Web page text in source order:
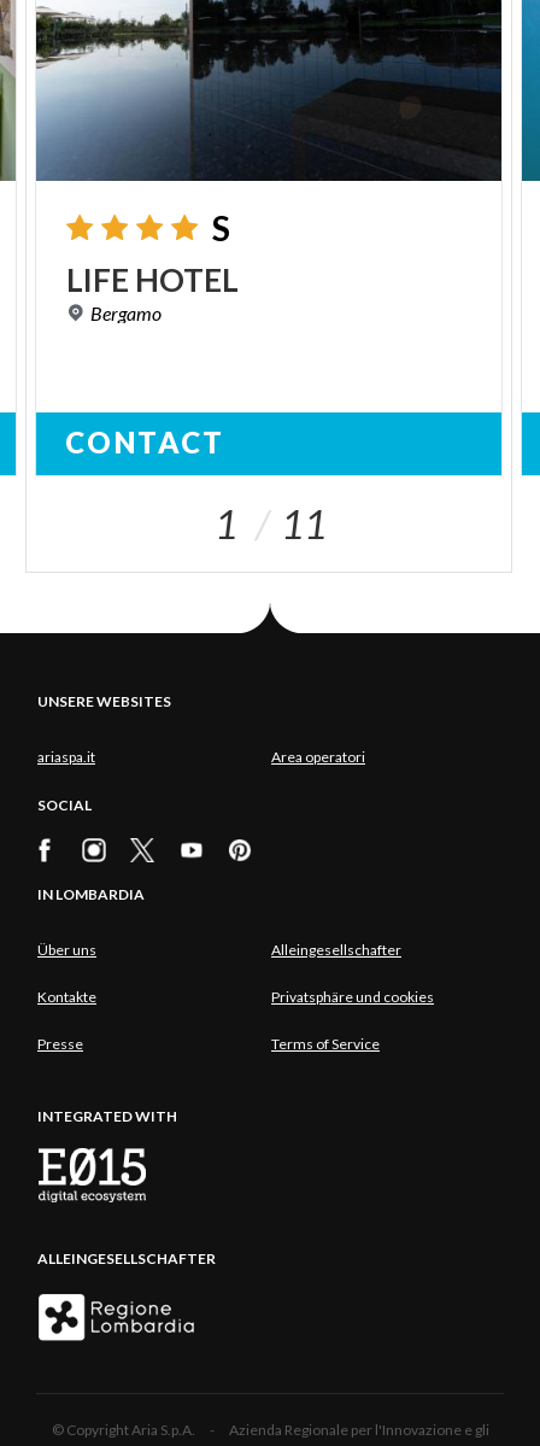
S
LIFE HOTEL
Bergamo
CONTACT
1 11
UNSERE WEBSITES
ariaspa.it Area operatori
SOCIAL
IN LOMBARDIA
Über uns Alleingesellschafter
Kontakte Privatsphäre und cookies
Presse Terms of Service
INTEGRATED WITH
ALLEINGESELLSCHAFTER
© Copyright Aria S.p.A. - Azienda Regionale per l'Innovazione e gli